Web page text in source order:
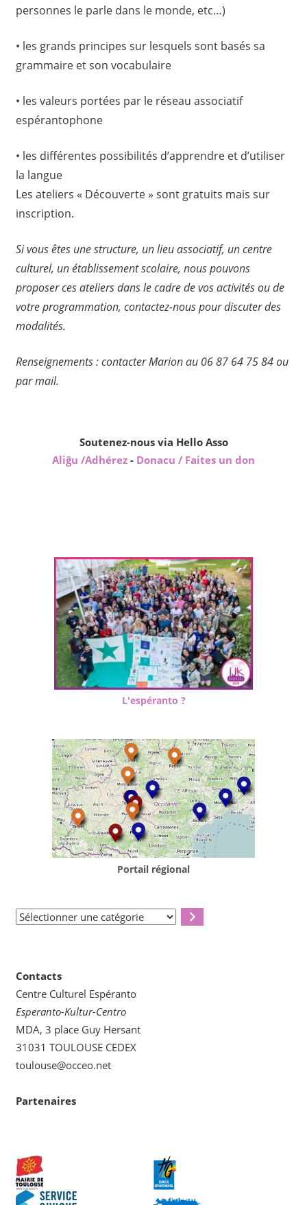
personnes le parle dans le monde, etc…)
• les grands principes sur lesquels sont basés sa
grammaire et son vocabulaire
• les valeurs portées par le réseau associatif
espérantophone
• les différentes possibilités d’apprendre et d’utiliser
la langue
Les ateliers « Découverte » sont gratuits mais sur
inscription.
Si vous êtes une structure, un lieu associatif, un centre
culturel, un établissement scolaire, nous pouvons
proposer ces ateliers dans le cadre de vos activités ou de
votre programmation, contactez-nous pour discuter des
modalités.
Renseignements : contacter Marion au 06 87 64 75 84 ou
par mail.
Soutenez-nous via Hello Asso
Aliĝu /Adhérez - Donacu / Faites un don
L'espéranto ?
Portail régional
Sélectionner
Contacts
Centre Culturel Espéranto
Esperanto-Kultur-Centro
MDA, 3 place Guy Hersant
31031 TOULOUSE CEDEX
toulouse@occeo.net
Partenaires